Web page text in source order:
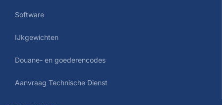
Software
IJkgewichten
Douane- en goederencodes
Aanvraag Technische Dienst